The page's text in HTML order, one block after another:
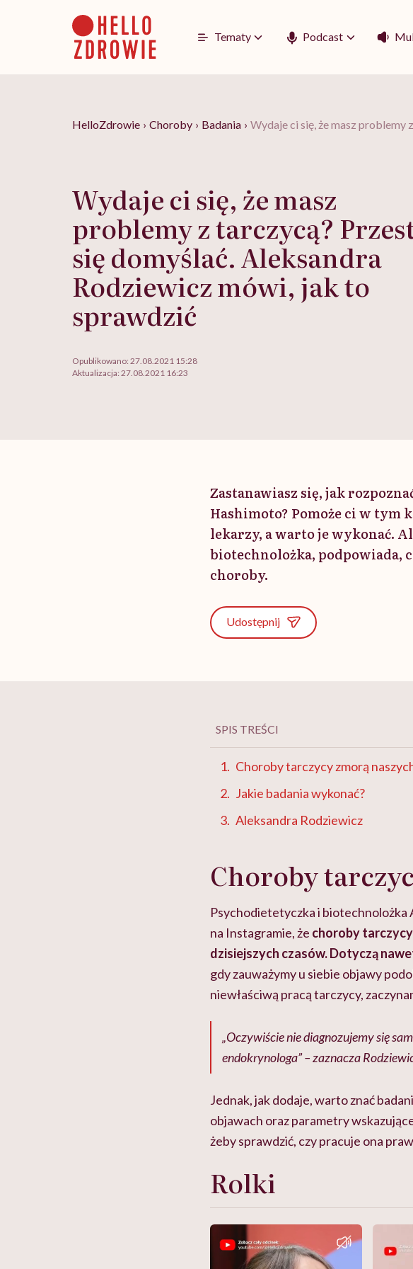
Tematy Podcast
HelloZdrowie › Choroby › Badania › Wydaje ci się, że masz
Wydaje ci się, że masz
problemy z tarczycą?
się domyślać. Aleksandra
Rodziewicz mówi, jak to
sprawdzić
Opublikowano: 27.08.2021 15:28
Aktualizacja: 27.08.2021 16:23
Zastanawiasz się, jak
Hashimoto? Pomoże ci w tym
lekarzy, a warto je wykonać.
biotechnolożka, podpowiada,
choroby.
Udostępnij
SPIS TREŚCI
Choroby tarczycy zmorą
Jakie badania wykonać?
Aleksandra Rodziewicz
Choroby
Psychodietetyczka i biotechnolożka
na Instagramie, że choroby
dzisiejszych czasów. Dotyczą
gdy zauważymy u siebie objawy
niewłaściwą pracą tarczycy,
„Oczywiście nie diagnozujemy się
endokrynologa” – zaznacza
Jednak, jak dodaje, warto znać
objawach oraz parametry
żeby sprawdzić, czy pracuje ona
Rolki